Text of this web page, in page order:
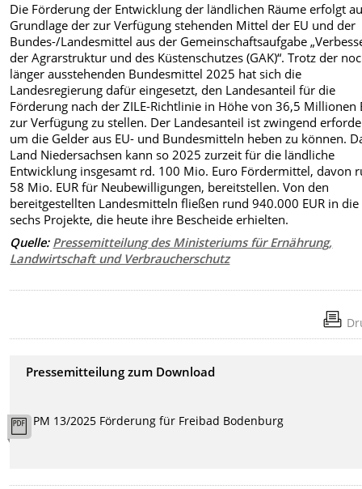
Die Förderung der Entwicklung der ländlichen Räume erfolgt
Grundlage der zur Verfügung stehenden Mittel der EU und der
Bundes-/Landesmittel aus der Gemeinschaftsaufgabe
der Agrarstruktur und des Küstenschutzes (GAK)“. Trotz der
länger ausstehenden Bundesmittel 2025 hat sich die
Landesregierung dafür eingesetzt, den Landesanteil für die
Förderung nach der ZILE-Richtlinie in Höhe von 36,5 Millionen
zur Verfügung zu stellen. Der Landesanteil ist zwingend
um die Gelder aus EU- und Bundesmitteln heben zu können.
Land Niedersachsen kann so 2025 zurzeit für die ländliche
Entwicklung insgesamt rd. 100 Mio. Euro Fördermittel, davon
58 Mio. EUR für Neubewilligungen, bereitstellen. Von den
bereitgestellten Landesmitteln fließen rund 940.000 EUR in die
sechs Projekte, die heute ihre Bescheide erhielten.
Quelle: Pressemitteilung des Ministeriums für Ernährung,
Landwirtschaft und Verbraucherschutz
Pressemitteilung zum Download
PM 13/2025 Förderung für Freibad Bodenburg